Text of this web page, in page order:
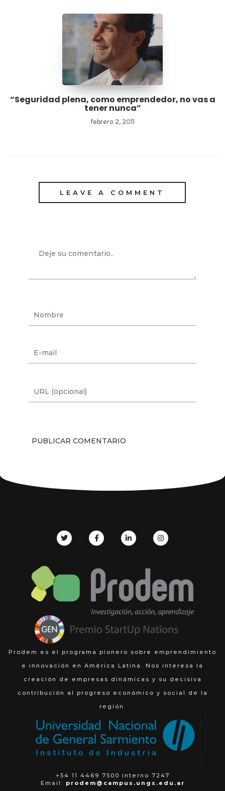
“Seguridad plena, como emprendedor, no vas a
tener nunca”
febrero 2, 2011
LEAVE A COMMENT
Prodem es el programa pionero sobre emprendimiento
e innovación en América Latina. Nos interesa la
creación de empresas dinámicas y su decisiva
contribución al progreso económico y social de la
región.
+54 11 4469 7500 interno 7247
Email: prodem@campus.ungs.edu.ar